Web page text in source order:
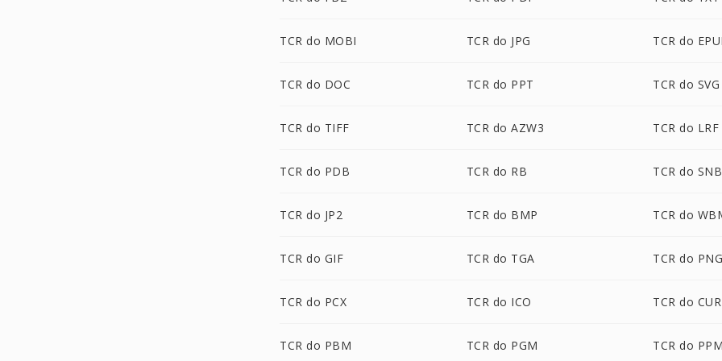
TCR do MOBI TCR do JPG TCR do
TCR do DOC TCR do PPT TCR do SVG
TCR do TIFF TCR do AZW3 TCR do LRF
TCR do PDB TCR do RB TCR do SNB
TCR do JP2 TCR do BMP TCR do
TCR do GIF TCR do TGA TCR do PNG
TCR do PCX TCR do ICO TCR do CUR
TCR do PBM TCR do PGM TCR do PPM